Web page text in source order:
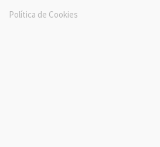
Política de Cookies